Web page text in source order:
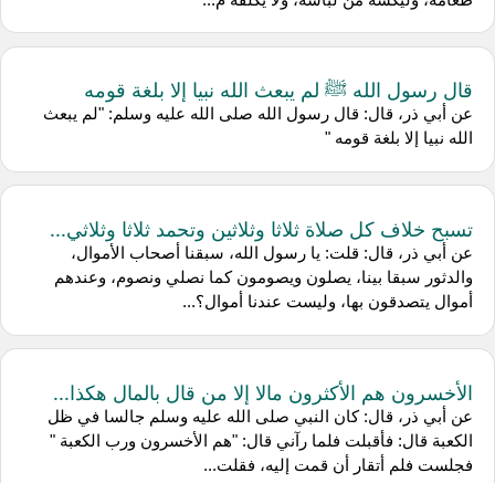
قال رسول الله ﷺ لم يبعث الله نبيا إلا بلغة قومه
عن أبي ذر، قال: قال رسول الله صلى الله عليه وسلم: "لم يبعث
الله نبيا إلا بلغة قومه "
تسبح خلاف كل صلاة ثلاثا وثلاثين وتحمد ثلاثا وثلاثي...
عن أبي ذر، قال: قلت: يا رسول الله، سبقنا أصحاب الأموال،
والدثور سبقا بينا، يصلون ويصومون كما نصلي ونصوم، وعندهم
أموال يتصدقون بها، وليست عندنا أموال؟...
الأخسرون هم الأكثرون مالا إلا من قال بالمال هكذا...
عن أبي ذر، قال: كان النبي صلى الله عليه وسلم جالسا في ظل
الكعبة قال: فأقبلت فلما رآني قال: "هم الأخسرون ورب الكعبة "
فجلست فلم أتقار أن قمت إليه، فقلت...